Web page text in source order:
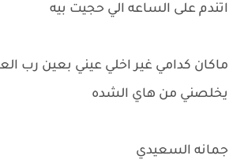
اتندم على الساعه الي حجيت بيه
ماكان كدامي غير اخلي عيني بعين رب
يخلصني من هاي الشده
جمانه السعيدي